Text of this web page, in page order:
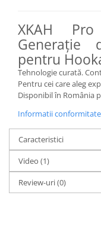
XKAH
Generație
pentru
Tehnologie curată.
Pentru cei care aleg
Disponibil în România
Informatii
Caracteristici
Video (1)
Review-uri(0)